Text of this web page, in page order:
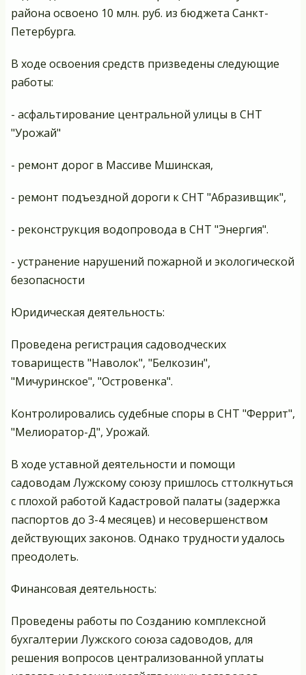
района освоено 10 млн. руб. из бюджета Санкт-
Петербурга.
В ходе освоения средств призведены следующие
работы:
- асфальтирование центральной улицы в СНТ
"Урожай"
- ремонт дорог в Массиве Мшинская,
- ремонт подъездной дороги к СНТ "Абразивщик",
- реконструкция водопровода в СНТ "Энергия".
- устранение нарушений пожарной и экологической
безопасности
Юридическая деятельность:
Проведена регистрация садоводческих
товариществ "Наволок", "Белкозин",
"Мичуринское", "Островенка".
Контролировались судебные споры в СНТ "Феррит",
"Мелиоратор-Д", Урожай.
В ходе уставной деятельности и помощи
садоводам Лужскому союзу пришлось сттолкнуться
с плохой работой Кадастровой палаты (задержка
паспортов до 3-4 месяцев) и несовершенством
действующих законов. Однако трудности удалось
преодолеть.
Финансовая деятельность:
Проведены работы по Созданию комплексной
бухгалтерии Лужского союза садоводов, для
решения вопросов централизованной уплаты